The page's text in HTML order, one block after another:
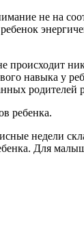
не на
происходит
навыка у
родителей
ребенка.
недели
Для